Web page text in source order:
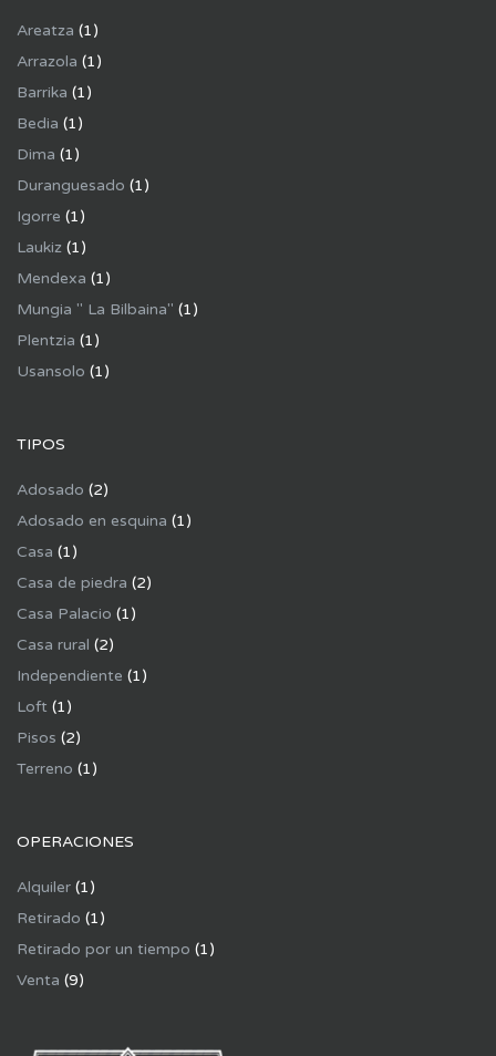
Areatza (1)
Arrazola (1)
Barrika (1)
Bedia (1)
Dima (1)
Duranguesado (1)
Igorre (1)
Laukiz (1)
Mendexa (1)
Mungia " La Bilbaina" (1)
Plentzia (1)
Usansolo (1)
TIPOS
Adosado (2)
Adosado en esquina (1)
Casa (1)
Casa de piedra (2)
Casa Palacio (1)
Casa rural (2)
Independiente (1)
Loft (1)
Pisos (2)
Terreno (1)
OPERACIONES
Alquiler (1)
Retirado (1)
Retirado por un tiempo (1)
Venta (9)